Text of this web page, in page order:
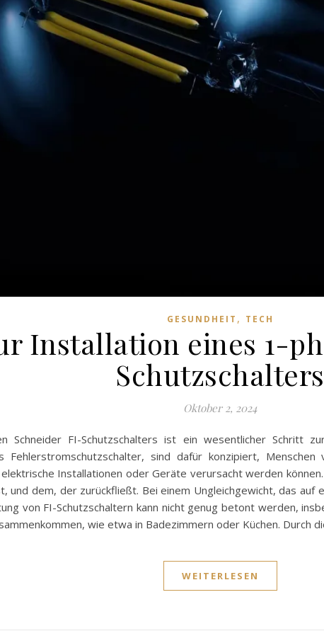
GESUNDHEIT , TECH
Installation eines 1-
Schutzschalters
Oktober 2, 2024
Schneider FI-Schutzschalters ist ein wesentlicher Schritt
Fehlerstromschutzschalter, sind dafür konzipiert,
Installationen oder Geräte verursacht werden
und dem, der zurückfließt. Bei einem Ungleichgewicht, das auf
von FI-Schutzschaltern kann nicht genug betont werden,
wie etwa in Badezimmern oder Küchen. Durch
WEITERLESEN